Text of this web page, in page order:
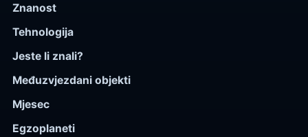
Znanost
Tehnologija
Jeste li znali?
Međuzvjezdani objekti
Mjesec
Egzoplaneti